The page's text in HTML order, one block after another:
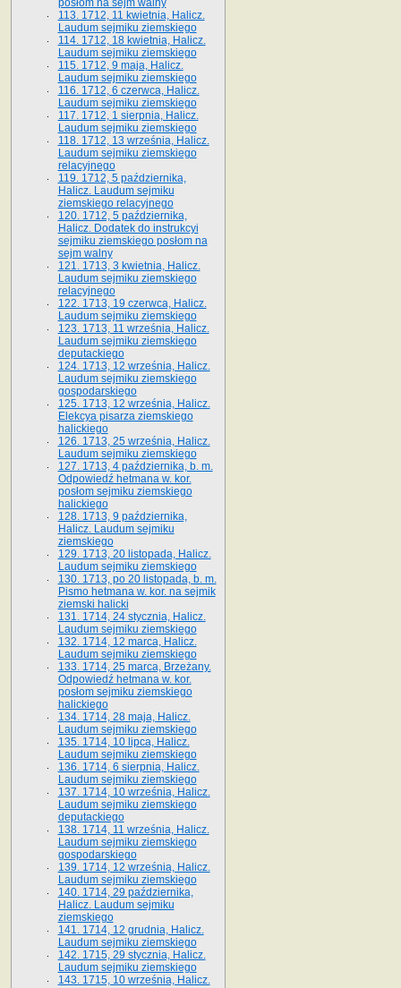
posłom na sejm walny
113. 1712, 11 kwietnia, Halicz.
Laudum sejmiku ziemskiego
114. 1712, 18 kwietnia, Halicz.
Laudum sejmiku ziemskiego
115. 1712, 9 maja, Halicz.
Laudum sejmiku ziemskiego
116. 1712, 6 czerwca, Halicz.
Laudum sejmiku ziemskiego
117. 1712, 1 sierpnia, Halicz.
Laudum sejmiku ziemskiego
118. 1712, 13 września, Halicz.
Laudum sejmiku ziemskiego
relacyjnego
119. 1712, 5 października,
Halicz. Laudum sejmiku
ziemskiego relacyjnego
120. 1712, 5 października,
Halicz. Dodatek do instrukcyi
sejmiku ziemskiego posłom na
sejm walny
121. 1713, 3 kwietnia, Halicz.
Laudum sejmiku ziemskiego
relacyjnego
122. 1713, 19 czerwca, Halicz.
Laudum sejmiku ziemskiego
123. 1713, 11 września, Halicz.
Laudum sejmiku ziemskiego
deputackiego
124. 1713, 12 września, Halicz.
Laudum sejmiku ziemskiego
gospodarskiego
125. 1713, 12 września, Halicz.
Elekcya pisarza ziemskiego
halickiego
126. 1713, 25 września, Halicz.
Laudum sejmiku ziemskiego
127. 1713, 4 października, b. m.
Odpowiedź hetmana w. kor.
posłom sejmiku ziemskiego
halickiego
128. 1713, 9 października,
Halicz. Laudum sejmiku
ziemskiego
129. 1713, 20 listopada, Halicz.
Laudum sejmiku ziemskiego
130. 1713, po 20 listopada, b. m.
Pismo hetmana w. kor. na sejmik
ziemski halicki
131. 1714, 24 stycznia, Halicz.
Laudum sejmiku ziemskiego
132. 1714, 12 marca, Halicz.
Laudum sejmiku ziemskiego
133. 1714, 25 marca, Brzeżany.
Odpowiedź hetmana w. kor.
posłom sejmiku ziemskiego
halickiego
134. 1714, 28 maja, Halicz.
Laudum sejmiku ziemskiego
135. 1714, 10 lipca, Halicz.
Laudum sejmiku ziemskiego
136. 1714, 6 sierpnia, Halicz.
Laudum sejmiku ziemskiego
137. 1714, 10 września, Halicz.
Laudum sejmiku ziemskiego
deputackiego
138. 1714, 11 września, Halicz.
Laudum sejmiku ziemskiego
gospodarskiego
139. 1714, 12 września, Halicz.
Laudum sejmiku ziemskiego
140. 1714, 29 października,
Halicz. Laudum sejmiku
ziemskiego
141. 1714, 12 grudnia, Halicz.
Laudum sejmiku ziemskiego
142. 1715, 29 stycznia, Halicz.
Laudum sejmiku ziemskiego
143. 1715, 10 września, Halicz.